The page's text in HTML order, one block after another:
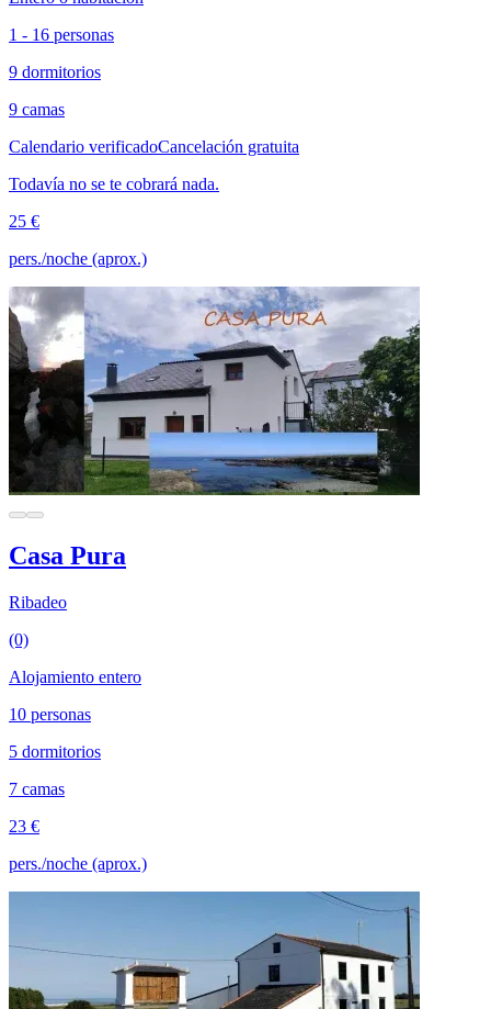
1 - 16 personas
9 dormitorios
9 camas
Calendario verificadoCancelación gratuita
Todavía no se te cobrará nada.
25 €
pers./noche (aprox.)
Casa Pura
Ribadeo
(0)
Alojamiento entero
10 personas
5 dormitorios
7 camas
23 €
pers./noche (aprox.)